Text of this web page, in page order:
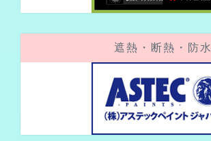
遮熱・断熱・防水